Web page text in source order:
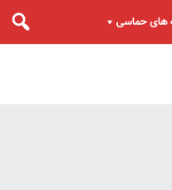
های حماسی